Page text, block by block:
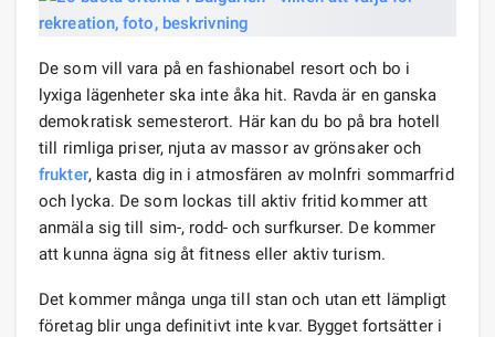
De som vill vara på en fashionabel resort och bo i
lyxiga lägenheter ska inte åka hit. Ravda är en ganska
demokratisk semesterort. Här kan du bo på bra hotell
till rimliga priser, njuta av massor av grönsaker och
frukter, kasta dig in i atmosfären av molnfri sommarfrid
och lycka. De som lockas till aktiv fritid kommer att
anmäla sig till sim-, rodd- och surfkurser. De kommer
att kunna ägna sig åt fitness eller aktiv turism.
Det kommer många unga till stan och utan ett lämpligt
företag blir unga definitivt inte kvar. Bygget fortsätter i